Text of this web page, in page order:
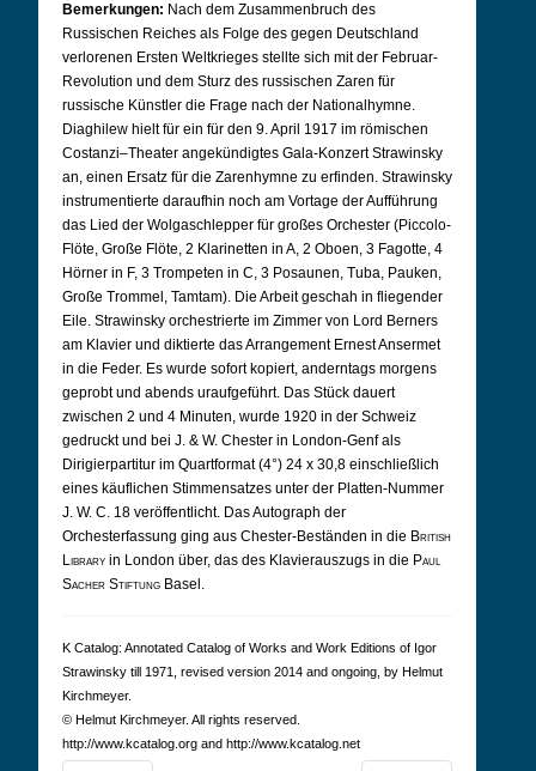
Bemerkungen: Nach dem Zusammenbruch des
Russischen Reiches als Folge des gegen Deutschland
verlorenen Ersten Weltkrieges stellte sich mit der Februar-
Revolution und dem Sturz des russischen Zaren für
russische Künstler die Frage nach der Nationalhymne.
Diaghilew hielt für ein für den 9. April 1917 im römischen
Costanzi–Theater angekündigtes Gala-Konzert Strawinsky
an, einen Ersatz für die Zarenhymne zu erfinden. Strawinsky
instrumentierte daraufhin noch am Vortage der Aufführung
das Lied der Wolgaschlepper für großes Orchester (Piccolo-
Flöte, Große Flöte, 2 Klarinetten in A, 2 Oboen, 3 Fagotte, 4
Hörner in F, 3 Trompeten in C, 3 Posaunen, Tuba, Pauken,
Große Trommel, Tamtam). Die Arbeit geschah in fliegender
Eile. Strawinsky orchestrierte im Zimmer von Lord Berners
am Klavier und diktierte das Arrangement Ernest Ansermet
in die Feder. Es wurde sofort kopiert, anderntags morgens
geprobt und abends uraufgeführt. Das Stück dauert
zwischen 2 und 4 Minuten, wurde 1920 in der Schweiz
gedruckt und bei J. & W. Chester in London-Genf als
Dirigierpartitur im Quartformat (4°) 24 x 30,8 einschließlich
eines käuflichen Stimmensatzes unter der Platten-Nummer
J. W. C. 18 veröffentlicht. Das Autograph der
Orchesterfassung ging aus Chester-Beständen in die British
Library in London über, das des Klavierauszugs in die Paul
Sacher Stiftung Basel.
K Cat­a­log: Anno­tated Cat­a­log of Works and Work Edi­tions of Igor
Straw­in­sky till 1971, revised version 2014 and ongoing, by Hel­mut
Kirch­meyer.
© Hel­mut Kirch­meyer. All rights reserved.
http://www.kcatalog.org and http://www.kcatalog.net